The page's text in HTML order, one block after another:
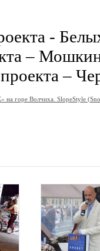
-
–
–
горе Волчиха. SlopeStyle